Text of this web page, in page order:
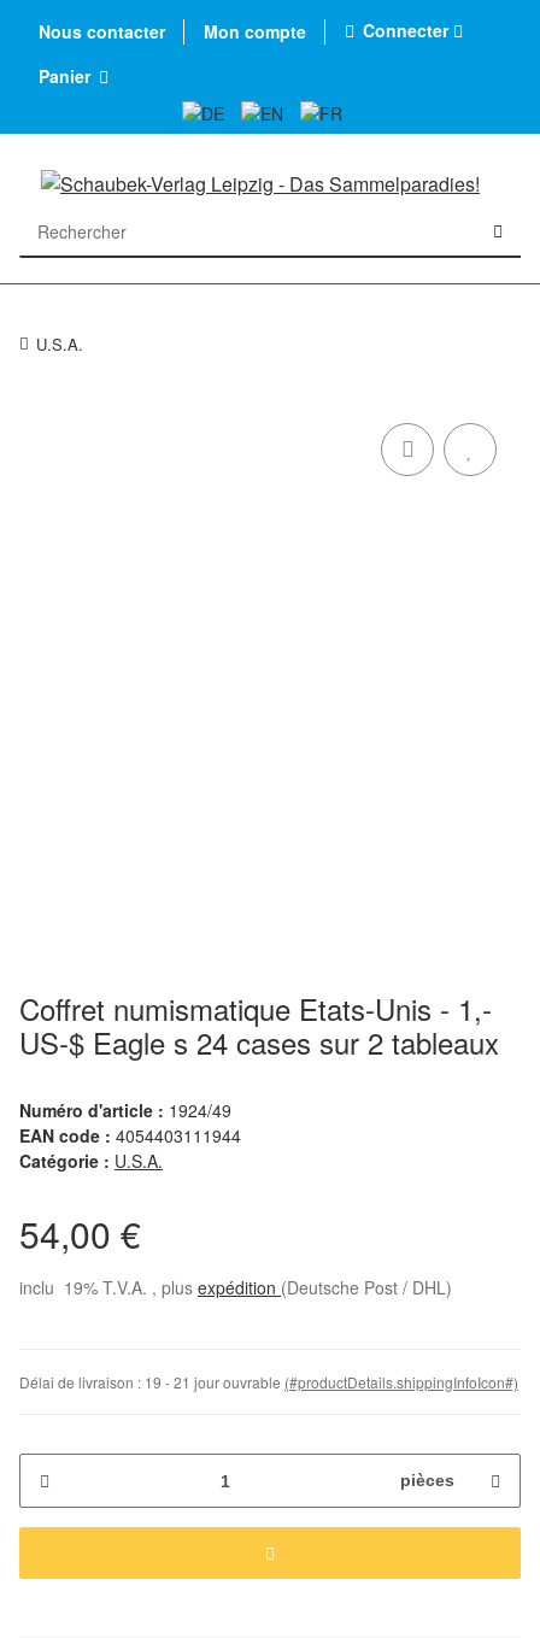
Nous contacter Mon compte
Connecter
Panier
U.S.A.
Coffret numismatique Etats-Unis - 1,-
US-$ Eagle s 24 cases sur 2 tableaux
Numéro d'article : 1924/49
EAN code : 4054403111944
Catégorie : U.S.A.
54,00 €
inclu 19% T.V.A. , plus expédition (Deutsche Post / DHL)
Délai de livraison : 19 - 21 jour ouvrable (#productDetails.shippingInfoIcon#)
pièces